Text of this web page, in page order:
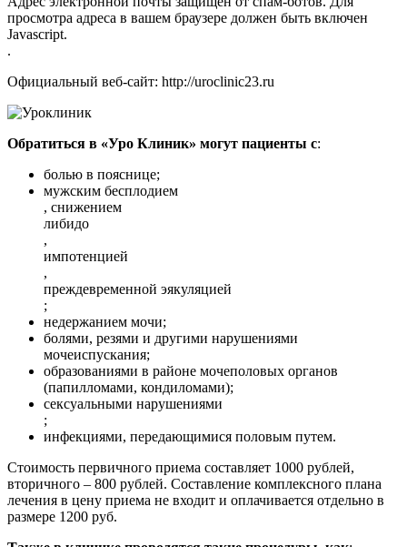
просмотра адреса в вашем браузере должен быть включен
Javascript.
.
Официальный веб-сайт: http://uroclinic23.ru
Обратиться в «Уро Клиник» могут пациенты с:
болью в пояснице;
мужским бесплодием
, снижением
либидо
,
импотенцией
,
преждевременной эякуляцией
;
недержанием мочи;
болями, резями и другими нарушениями
мочеиспускания;
образованиями в районе мочеполовых органов
(папилломами, кондиломами);
сексуальными нарушениями
;
инфекциями, передающимися половым путем.
Стоимость первичного приема составляет 1000 рублей,
вторичного – 800 рублей. Составление комплексного плана
лечения в цену приема не входит и оплачивается отдельно в
размере 1200 руб.